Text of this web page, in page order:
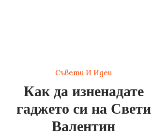
Съвети И Идеи
Как да изненадате
гаджето си на Свети
Валентин